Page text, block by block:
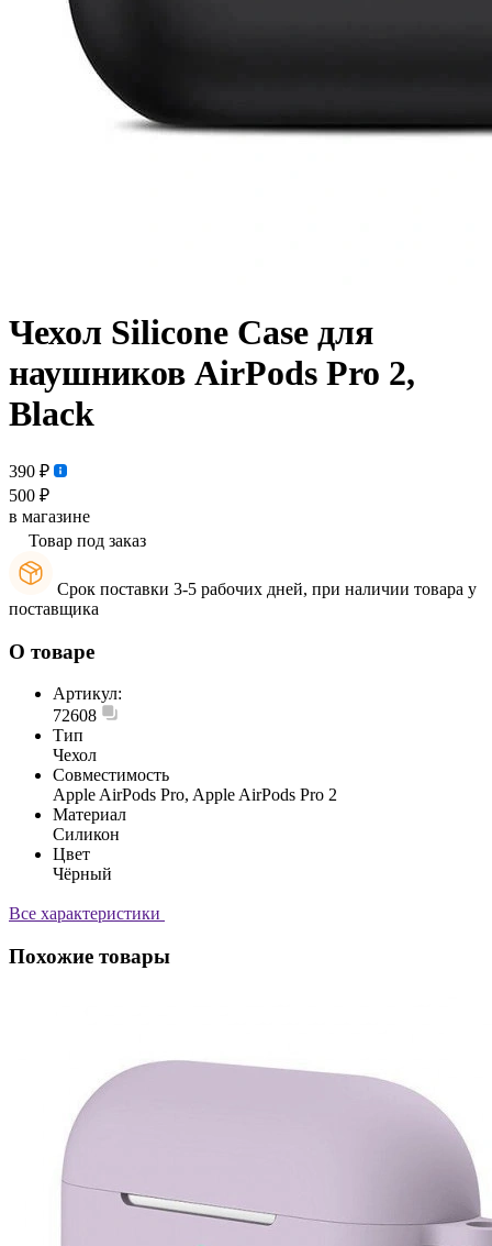
Чехол Silicone Case для
наушников AirPods Pro 2,
Black
390 ₽
500 ₽
в магазине
Товар под заказ
Срок поставки 3-5 рабочих дней, при наличии товара у
поставщика
О товаре
Артикул:
72608
Тип
Чехол
Совместимость
Apple AirPods Pro, Apple AirPods Pro 2
Материал
Силикон
Цвет
Чёрный
Все характеристики
Похожие товары